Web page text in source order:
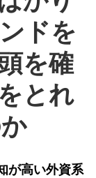
ドを
を確
とれ
が高い外資系